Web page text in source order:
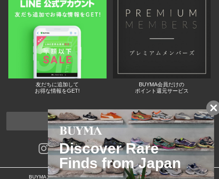
友だちに追加して
お得な情報をGET!
BUYMA会員だけの
ポイント還元サービス
ページトップへ
BUYMAスタートガイド 安心への取り組み